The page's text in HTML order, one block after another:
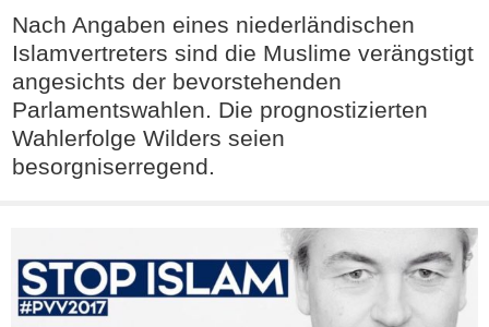
DEBATTE
Nach Angaben eines niederländischen
Islamvertreters sind die Muslime verängstigt
angesichts der bevorstehenden
Parlamentswahlen. Die prognostizierten
Wahlerfolge Wilders seien
besorgniserregend.